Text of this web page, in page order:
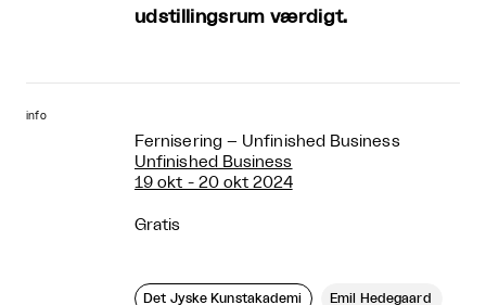
udstillingsrum værdigt.
info
Fernisering – Unfinished Business
Unfinished Business
19 okt - 20 okt 2024
Gratis
Det Jyske Kunstakademi Emil Hedegaard